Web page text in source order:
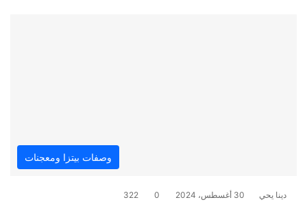
وصفات بيتزا ومعجنات
دينا يحي 30 أغسطس، 2024 0
322